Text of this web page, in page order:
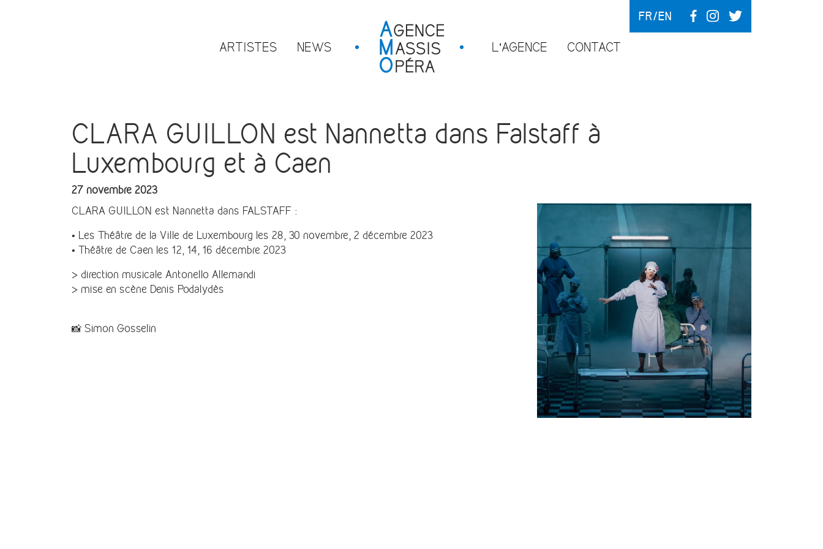
ARTISTES NEWS L’AGENCE CONTACT
FR EN
CLARA GUILLON est Nannetta dans Falstaff à
Luxembourg et à Caen
27 novembre 2023
CLARA GUILLON est Nannetta dans FALSTAFF :
• Les Théâtre de la Ville de Luxembourg les 28, 30 novembre, 2 décembre 2023
• Théâtre de Caen les 12, 14, 16 décembre 2023
> direction musicale Antonello Allemandi
> mise en scène Denis Podalydès
📸 Simon Gosselin